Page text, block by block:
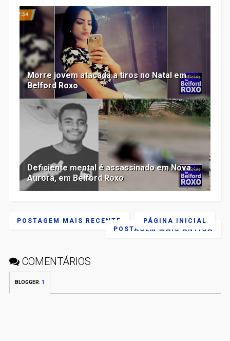
Morre jovem atacada a tiros no Natal em
Belford Roxo
Deficiente mental é assassinado em Nova
Aurora, em Belford Roxo
POSTAGEM MAIS RECENTE
POSTAGEM MAIS ANTIGA
PÁGINA INICIAL
COMENTÁRIOS
BLOGGER: 1